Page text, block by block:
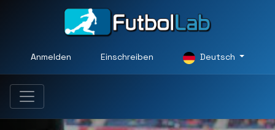
Anmelden Einschreiben Deutsch